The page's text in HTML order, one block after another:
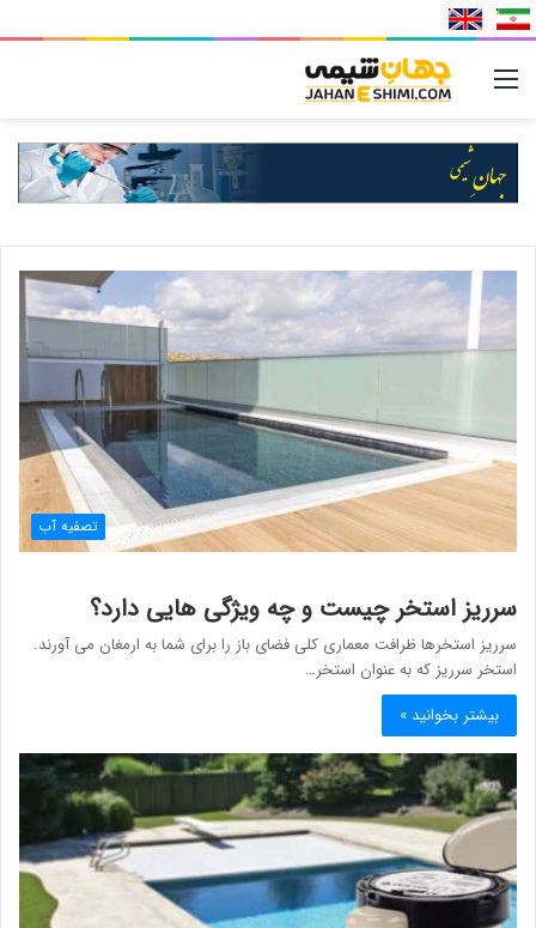
تصفیه آب
سرریز استخر چیست و چه ویژگی هایی دارد؟
سرریز استخرها ظرافت معماری کلی فضای باز را برای شما به ارمغان می آورند.
استخر سرریز که به عنوان استخر…
بیشتر بخوانید »